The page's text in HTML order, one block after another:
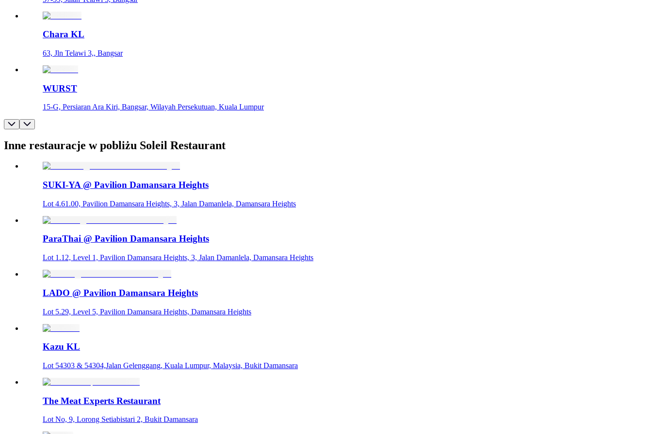
Chara KL
63, Jln Telawi 3,, Bangsar
WURST
15-G, Persiaran Ara Kiri, Bangsar, Wilayah Persekutuan, Kuala Lumpur
Inne restauracje w pobliżu Soleil Restaurant
SUKI-YA @ Pavilion Damansara Heights
Lot 4.61.00, Pavilion Damansara Heights, 3, Jalan Damanlela, Damansara Heights
ParaThai @ Pavilion Damansara Heights
Lot 1.12, Level 1, Pavilion Damansara Heights, 3, Jalan Damanlela, Damansara Heights
LADO @ Pavilion Damansara Heights
Lot 5.29, Level 5, Pavilion Damansara Heights, Damansara Heights
Kazu KL
Lot 54303 & 54304,Jalan Gelenggang, Kuala Lumpur, Malaysia, Bukit Damansara
The Meat Experts Restaurant
Lot No, 9, Lorong Setiabistari 2, Bukit Damansara